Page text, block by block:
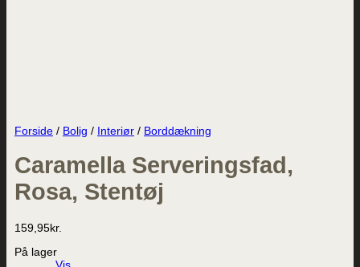
Forside / Bolig / Interiør / Borddækning
Caramella Serveringsfad,
Rosa, Stentøj
159,95kr.
På lager